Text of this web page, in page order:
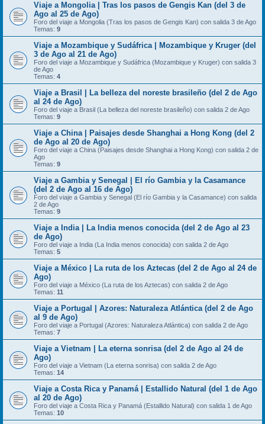
Viaje a Mongolia | Tras los pasos de Gengis Kan (del 3 de
Ago al 25 de Ago)
Foro del viaje a Mongolia (Tras los pasos de Gengis Kan) con salida 3 de Ago
Temas: 9
Viaje a Mozambique y Sudáfrica | Mozambique y Kruger (del
3 de Ago al 21 de Ago)
Foro del viaje a Mozambique y Sudáfrica (Mozambique y Kruger) con salida 3
de Ago
Temas: 4
Viaje a Brasil | La belleza del noreste brasileño (del 2 de Ago
al 24 de Ago)
Foro del viaje a Brasil (La belleza del noreste brasileño) con salida 2 de Ago
Temas: 9
Viaje a China | Paisajes desde Shanghai a Hong Kong (del 2
de Ago al 20 de Ago)
Foro del viaje a China (Paisajes desde Shanghai a Hong Kong) con salida 2 de
Ago
Temas: 9
Viaje a Gambia y Senegal | El río Gambia y la Casamance
(del 2 de Ago al 16 de Ago)
Foro del viaje a Gambia y Senegal (El río Gambia y la Casamance) con salida
2 de Ago
Temas: 9
Viaje a India | La India menos conocida (del 2 de Ago al 23
de Ago)
Foro del viaje a India (La India menos conocida) con salida 2 de Ago
Temas: 5
Viaje a México | La ruta de los Aztecas (del 2 de Ago al 24 de
Ago)
Foro del viaje a México (La ruta de los Aztecas) con salida 2 de Ago
Temas: 11
Viaje a Portugal | Azores: Naturaleza Atlántica (del 2 de Ago
al 9 de Ago)
Foro del viaje a Portugal (Azores: Naturaleza Atlántica) con salida 2 de Ago
Temas: 7
Viaje a Vietnam | La eterna sonrisa (del 2 de Ago al 24 de
Ago)
Foro del viaje a Vietnam (La eterna sonrisa) con salida 2 de Ago
Temas: 14
Viaje a Costa Rica y Panamá | Estallido Natural (del 1 de Ago
al 20 de Ago)
Foro del viaje a Costa Rica y Panamá (Estallido Natural) con salida 1 de Ago
Temas: 10